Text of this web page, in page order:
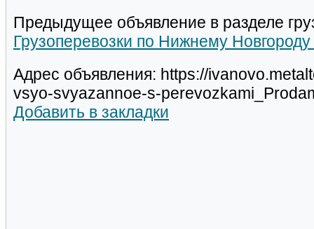
Предыдущее объявление в разделе
Грузоперевозки по Нижнему
Адрес объявления: https://
vsyo-svyazannoe-s-
Добавить в закладки